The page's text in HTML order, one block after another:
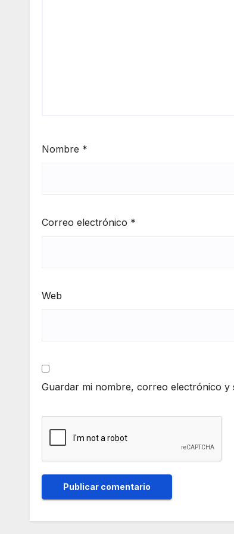
Nombre *
Correo electrónico *
Web
Guardar mi nombre, correo electrónico y